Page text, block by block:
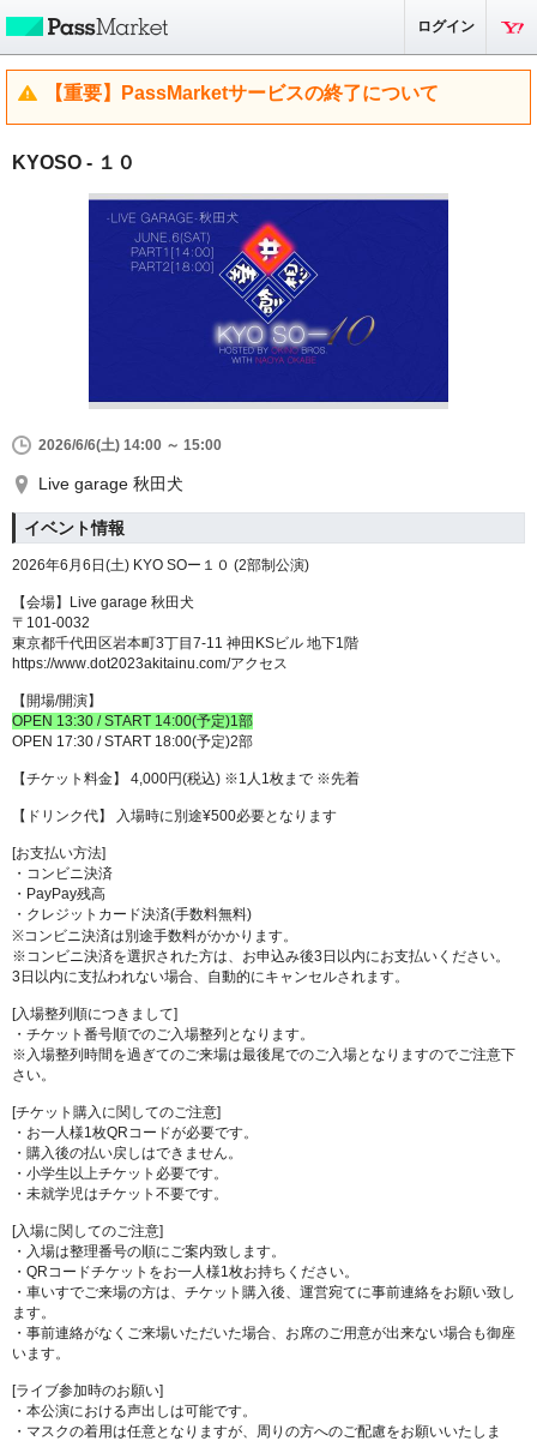
ログイン
【重要】PassMarketサービスの終了について
KYOSO - １０
2026/6/6(土) 14:00 ～ 15:00
Live garage 秋田犬
イベント情報
2026年6月6日(土) KYO SOー１０ (2部制公演)
【会場】Live garage 秋田犬
〒101-0032
東京都千代田区岩本町3丁目7-11 神田KSビル 地下1階
https://www.dot2023akitainu.com/アクセス
【開場/開演】
OPEN 13:30 / START 14:00(予定)1部
OPEN 17:30 / START 18:00(予定)2部
【チケット料金】 4,000円(税込) ※1人1枚まで ※先着
【ドリンク代】 入場時に別途¥500必要となります
[お支払い方法]
・コンビニ決済
・PayPay残高
・クレジットカード決済(手数料無料)
※コンビニ決済は別途手数料がかかります。
※コンビニ決済を選択された方は、お申込み後3日以内にお支払いください。
3日以内に支払われない場合、自動的にキャンセルされます。
[入場整列順につきまして]
・チケット番号順でのご入場整列となります。
※入場整列時間を過ぎてのご来場は最後尾でのご入場となりますのでご注意下
さい。
[チケット購入に関してのご注意]
・お一人様1枚QRコードが必要です。
・購入後の払い戻しはできません。
・小学生以上チケット必要です。
・未就学児はチケット不要です。
[入場に関してのご注意]
・入場は整理番号の順にご案内致します。
・QRコードチケットをお一人様1枚お持ちください。
・車いすでご来場の方は、チケット購入後、運営宛てに事前連絡をお願い致し
ます。
・事前連絡がなくご来場いただいた場合、お席のご用意が出来ない場合も御座
います。
[ライブ参加時のお願い]
・本公演における声出しは可能です。
・マスクの着用は任意となりますが、周りの方へのご配慮をお願いいたしま